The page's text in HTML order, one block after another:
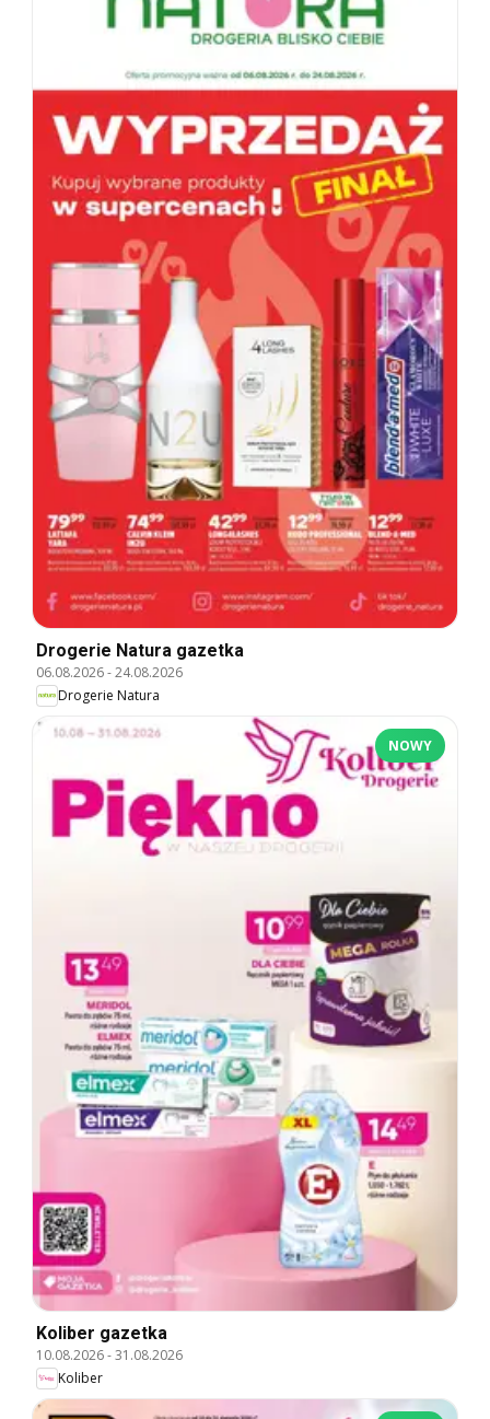
Drogerie Natura gazetka
06.08.2026-24.08.2026
Drogerie Natura
NOWY
Koliber gazetka
10.08.2026-31.08.2026
Koliber